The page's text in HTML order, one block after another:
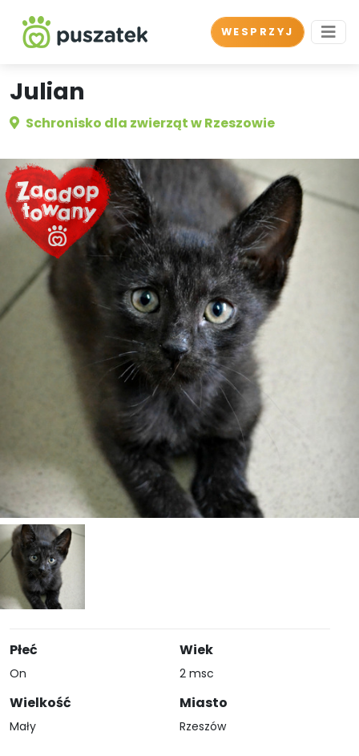
WESPRZYJ
Julian
Schronisko dla zwierząt w Rzeszowie
Płeć
On
Wielkość
Mały
Wiek
2 msc
Miasto
Rzeszów